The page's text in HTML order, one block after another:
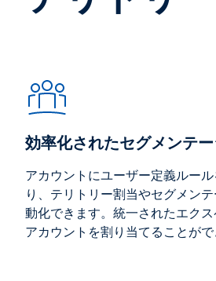
効率化されたセグメンテ
アカウントにユーザー定義ルー
り、テリトリー割当やセグメン
動化できます。統一されたエク
アカウントを割り当てることがで